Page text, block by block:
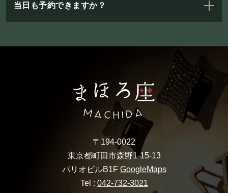
当日も予約できますか？
〒194-0022
東京都町田市森野1-15-13
パリオビルB1F GoogleMaps
Tel : 042-732-3021